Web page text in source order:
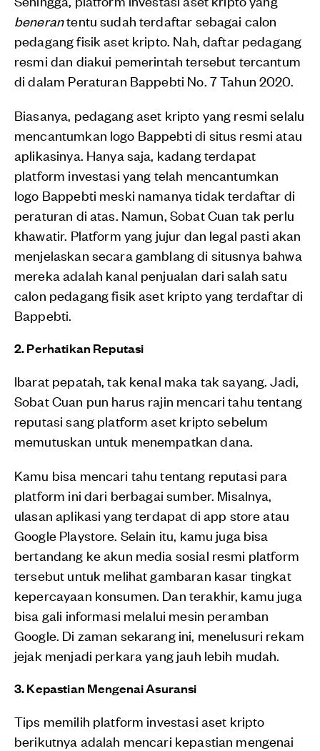
benerantentu sudah terdaftar sebagai calon
pedagang fisik aset kripto. Nah, daftar pedagang
resmi dan diakui pemerintah tersebut tercantum
di dalam Peraturan Bappebti No. 7 Tahun 2020.
Biasanya, pedagang aset kripto yang resmi selalu
mencantumkan logo Bappebti di situs resmi atau
aplikasinya. Hanya saja, kadang terdapat
platform investasi yang telah mencantumkan
logo Bappebti meski namanya tidak terdaftar di
peraturan di atas. Namun, Sobat Cuan tak perlu
khawatir. Platform yang jujur dan legal pasti akan
menjelaskan secara gamblang di situsnya bahwa
mereka adalah kanal penjualan dari salah satu
calon pedagang fisik aset kripto yang terdaftar di
Bappebti.
2. Perhatikan Reputasi
Ibarat pepatah, tak kenal maka tak sayang. Jadi,
Sobat Cuan pun harus rajin mencari tahu tentang
reputasi sang platform aset kripto sebelum
memutuskan untuk menempatkan dana.
Kamu bisa mencari tahu tentang reputasi para
platform ini dari berbagai sumber. Misalnya,
ulasan aplikasi yang terdapat di app store atau
Google Playstore. Selain itu, kamu juga bisa
bertandang ke akun media sosial resmi platform
tersebut untuk melihat gambaran kasar tingkat
kepercayaan konsumen. Dan terakhir, kamu juga
bisa gali informasi melalui mesin peramban
Google. Di zaman sekarang ini, menelusuri rekam
jejak menjadi perkara yang jauh lebih mudah.
3. Kepastian Mengenai Asuransi
Tips memilih platform investasi aset kripto
berikutnya adalah mencari kepastian mengenai